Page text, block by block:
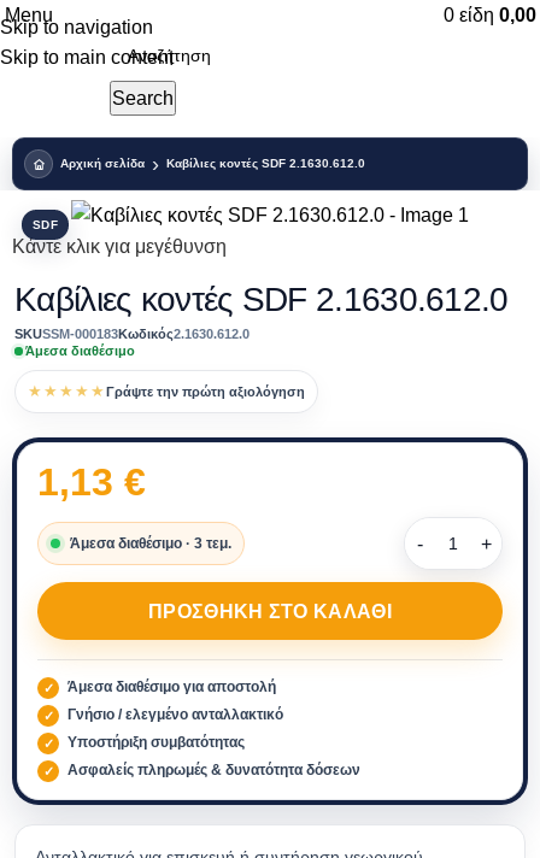
Skip to navigation
Skip to main content
Menu 0 είδη 0,00
Search
Αρχική σελίδα Καβίλιες κοντές SDF 2.1630.612.0
SDF
Κάντε κλικ για μεγέθυνση
Καβίλιες κοντές SDF 2.1630.612.0
SKUSSM-000183Κωδικός2.1630.612.0
Άμεσα διαθέσιμο
★★★★★Γράψτε την πρώτη αξιολόγηση
1,13 €
Άμεσα διαθέσιμο · 3 τεμ.
ΠΡΟΣΘΉΚΗ ΣΤΟ ΚΑΛΆΘΙ
Άμεσα διαθέσιμο για αποστολή
Γνήσιο / ελεγμένο ανταλλακτικό
Υποστήριξη συμβατότητας
Ασφαλείς πληρωμές & δυνατότητα δόσεων